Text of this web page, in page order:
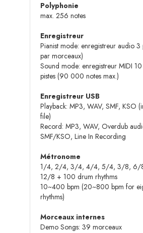
Polyphonie
max. 256 notes
Enregistreur
Pianist mode: enregistreur audio 3
par morceaux)
Sound mode: enregistreur MIDI
pistes (90 000 notes max.)
Enregistreur USB
Playback: MP3, WAV, SMF, KSO
file)
Record: MP3, WAV, Overdub
SMF/KSO, Line In Recording
Métronome
1/4, 2/4, 3/4, 4/4, 5/4, 3/8, 6/
12/8 + 100 drum rhythms
10~400 bpm (20~800 bpm for
rhythms)
Morceaux internes
Demo Songs: 39 morceaux